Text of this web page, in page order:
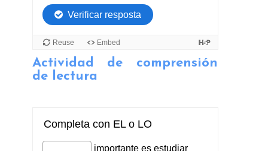
Actividad de comprensión
de lectura